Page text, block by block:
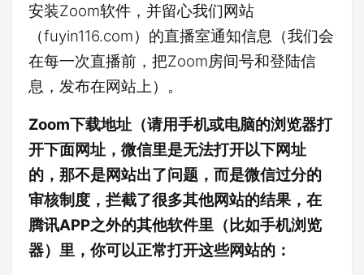
安装Zoom软件，并留心我们网站
（fuyin116.com）的直播室通知信息（我们会
在每一次直播前，把Zoom房间号和登陆信
息，发布在网站上）。
Zoom下载地址（请用手机或电脑的浏览器打
开下面网址，微信里是无法打开以下网址
的，那不是网站出了问题，而是微信过分的
审核制度，拦截了很多其他网站的结果，在
腾讯APP之外的其他软件里（比如手机浏览
器）里，你可以正常打开这些网站的：